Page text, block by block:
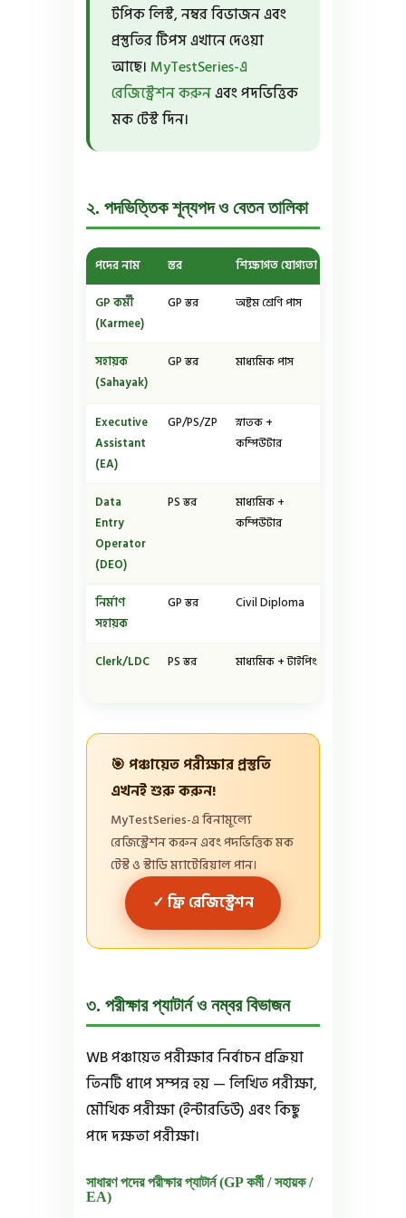
টপিক লিস্ট, নম্বর বিভাজন এবং
প্রস্তুতির টিপস এখানে দেওয়া
আছে।MyTestSeries-এ
রেজিস্ট্রেশন করুনএবং পদভিত্তিক
মক টেস্ট দিন।
২. পদভিত্তিক শূন্যপদ ও বেতন তালিকা
পদের নাম স্তর শিক্ষাগত যোগ্যতা
GP কর্মী
(Karmee)
GP স্তর অষ্টম শ্রেণি পাস
সহায়ক
(Sahayak)
GP স্তর মাধ্যমিক পাস
Executive
Assistant
(EA)
GP/PS/ZP
স্নাতক +
কম্পিউটার
Data
Entry
Operator
(DEO)
PS স্তর
মাধ্যমিক +
কম্পিউটার
নির্মাণ
সহায়ক
GP স্তর Civil Diploma
Clerk/LDC PS স্তর মাধ্যমিক + টাইপিং
🎯 পঞ্চায়েত পরীক্ষার প্রস্তুতি
এখনই শুরু করুন!
MyTestSeries-এ বিনামূল্যে
রেজিস্ট্রেশন করুন এবং পদভিত্তিক মক
টেস্ট ও স্টাডি ম্যাটেরিয়াল পান।
✓ ফ্রি রেজিস্ট্রেশন
৩. পরীক্ষার প্যাটার্ন ও নম্বর বিভাজন
WB পঞ্চায়েত পরীক্ষার নির্বাচন প্রক্রিয়া
তিনটি ধাপে সম্পন্ন হয় — লিখিত পরীক্ষা,
মৌখিক পরীক্ষা (ইন্টারভিউ) এবং কিছু
পদে দক্ষতা পরীক্ষা।
সাধারণ পদের পরীক্ষার প্যাটার্ন (GP কর্মী / সহায়ক /
EA)